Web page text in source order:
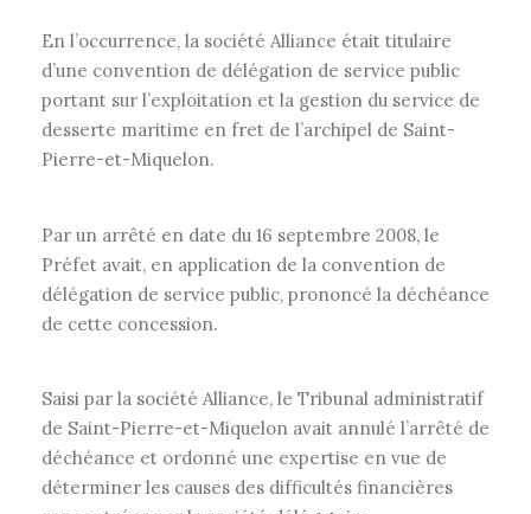
En l’occurrence, la société Alliance était titulaire
d’une convention de délégation de service public
portant sur l’exploitation et la gestion du service de
desserte maritime en fret de l’archipel de Saint-
Pierre-et-Miquelon.
Par un arrêté en date du 16 septembre 2008, le
Préfet avait, en application de la convention de
délégation de service public, prononcé la déchéance
de cette concession.
Saisi par la société Alliance, le Tribunal administratif
de Saint-Pierre-et-Miquelon avait annulé l’arrêté de
déchéance et ordonné une expertise en vue de
déterminer les causes des difficultés financières